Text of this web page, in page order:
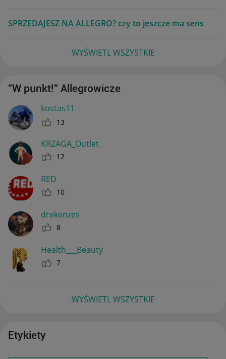
SPRZEDAJESZ NA ALLEGRO? czy to jeszcze ma sens
WYŚWIETL WSZYSTKIE
"W punkt!" Allegrowicze
kostas11
13
KRZAGA_Outlet
12
RED
10
drekenzes
8
Health___Beauty
7
WYŚWIETL WSZYSTKIE
Etykiety